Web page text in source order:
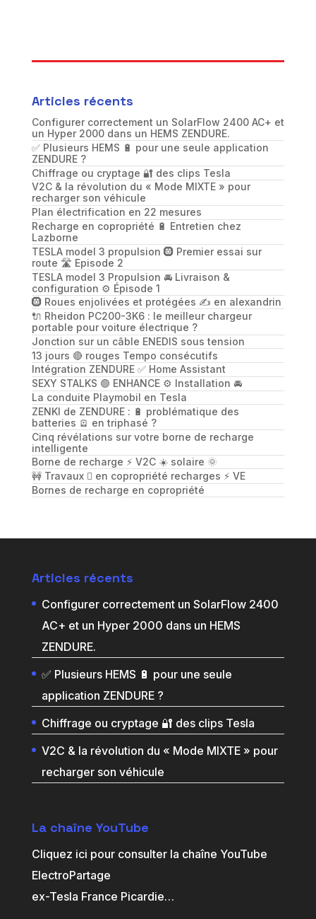
Articles récents
Configurer correctement un SolarFlow 2400 AC+ et
un Hyper 2000 dans un HEMS ZENDURE.
✅ Plusieurs HEMS 🔋 pour une seule application
ZENDURE ?
Chiffrage ou cryptage 🔐 des clips Tesla
V2C & la révolution du « Mode MIXTE » pour
recharger son véhicule
Plan électrification en 22 mesures
Recharge en copropriété 🔋 Entretien chez
Lazborne
TESLA model 3 propulsion 🛞 Premier essai sur
route 🛣️ Episode 2
TESLA model 3 Propulsion 🚘 Livraison &
configuration ⚙️ Épisode 1
🛞 Roues enjolivées et protégées ✍️ en alexandrin
🔌 Rheidon PC200-3K6 : le meilleur chargeur
portable pour voiture électrique ?
Jonction sur un câble ENEDIS sous tension
13 jours 🔴 rouges Tempo consécutifs
Intégration ZENDURE ✅ Home Assistant
SEXY STALKS 🟢 ENHANCE ⚙️ Installation 🚘
La conduite Playmobil en Tesla
ZENKI de ZENDURE : 🔋 problématique des
batteries 🪫 en triphasé ?
Cinq révélations sur votre borne de recharge
intelligente
Borne de recharge ⚡️ V2C ☀️ solaire 🌞
🚧 Travaux 🪏 en copropriété recharges ⚡️ VE
Bornes de recharge en copropriété
Articles récents
Configurer correctement un SolarFlow 2400
AC+ et un Hyper 2000 dans un HEMS
ZENDURE.
✅ Plusieurs HEMS 🔋 pour une seule
application ZENDURE ?
Chiffrage ou cryptage 🔐 des clips Tesla
V2C & la révolution du « Mode MIXTE » pour
recharger son véhicule
La chaîne YouTube
Cliquez ici pour consulter la chaîne YouTube
ElectroPartage
ex-Tesla France Picardie…